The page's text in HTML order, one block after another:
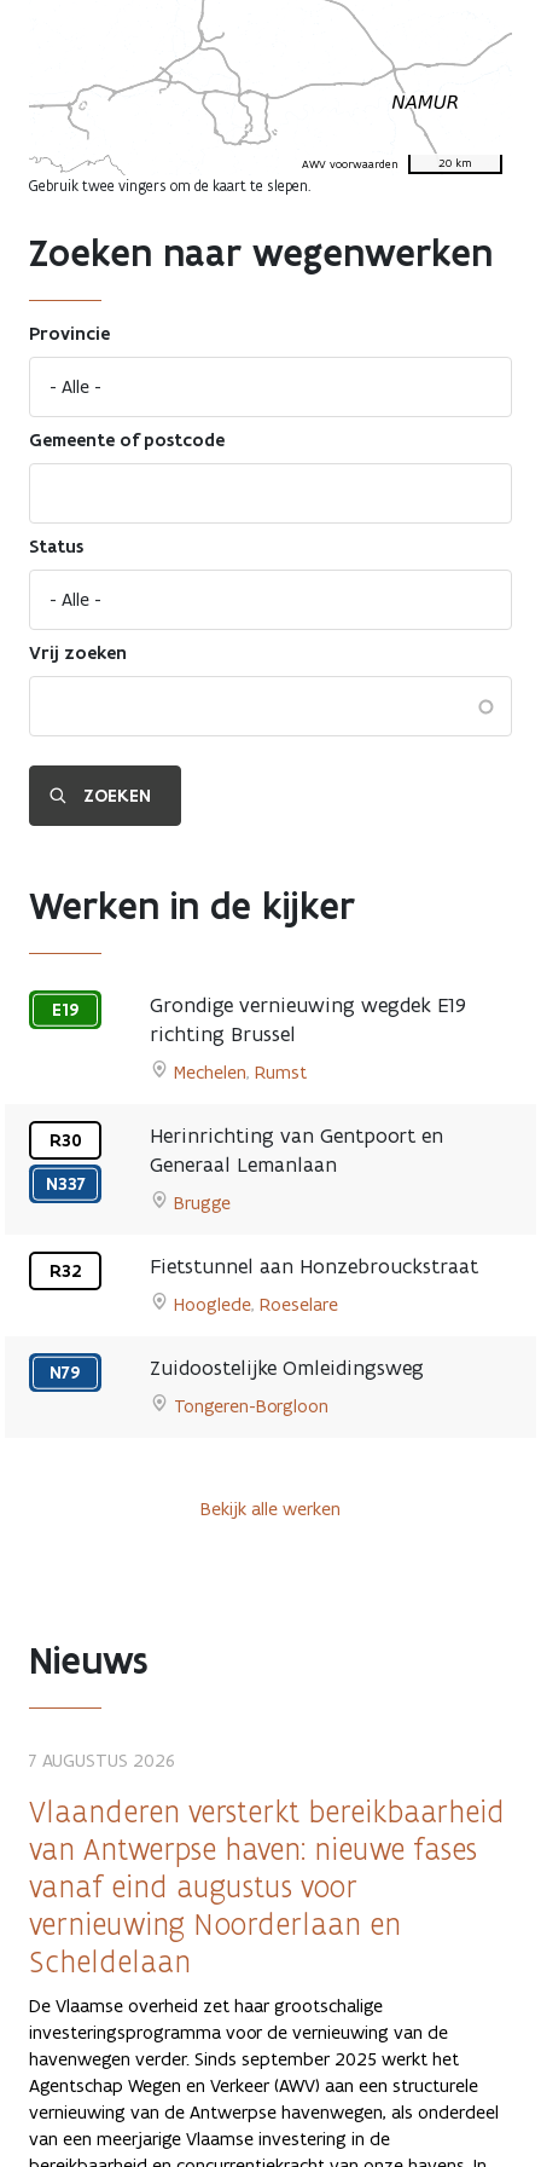
AWV voorwaarden 20 km
Gebruik twee vingers om de kaart te slepen.
Werken in de kijker
E19
Grondige vernieuwing wegdek E19
richting Brussel
Mechelen, Rumst
juni
22
augustus
to
vernieuwing
wegdek
richting
page
R30
N337
Herinrichting van Gentpoort en
Generaal Lemanlaan
Brugge
werken
15
juni
2026
to
van
en
Generaal
Lemanlaan
R32 Fietstunnel aan Honzebrouckstraat
Hooglede, Roeselare
23
-
voorjaar
to
aan
N79 Zuidoostelijke Omleidingsweg
Tongeren-Borgloon
Omleidingsweg
Bekijk alle werken
Zoeken naar wegenwerken
Provincie
Gemeente of postcode
Status
Vrij zoeken
Nieuws
7 AUGUSTUS 2026
Vlaanderen versterkt bereikbaarheid
van Antwerpse haven: nieuwe fases
vanaf eind augustus voor
vernieuwing Noorderlaan en
Scheldelaan
De Vlaamse overheid zet haar grootschalige
investeringsprogramma voor de vernieuwing van de
havenwegen verder. Sinds september 2025 werkt het
Agentschap Wegen en Verkeer (AWV) aan een structurele
vernieuwing van de Antwerpse havenwegen, als onderdeel
van een meerjarige Vlaamse investering in de